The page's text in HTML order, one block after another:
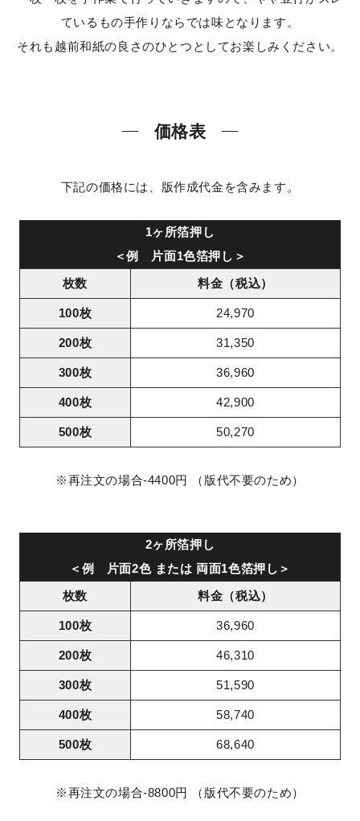
ているもの手作りならでは味となります。
それも越前和紙の良さのひとつとしてお楽しみください。
価格表
下記の価格には、版作成代金を含みます。
1ヶ所箔押し
＜例 片面1色箔押し＞
枚数
料金（税込）
100枚 24,970
200枚 31,350
300枚 36,960
400枚 42,900
500枚 50,270
※再注文の場合-4400円 （版代不要のため）
2ヶ所箔押し
＜例 片面2色 または 両面1色箔押し＞
枚数
料金（税込）
100枚 36,960
200枚 46,310
300枚 51,590
400枚 58,740
500枚 68,640
※再注文の場合-8800円 （版代不要のため）